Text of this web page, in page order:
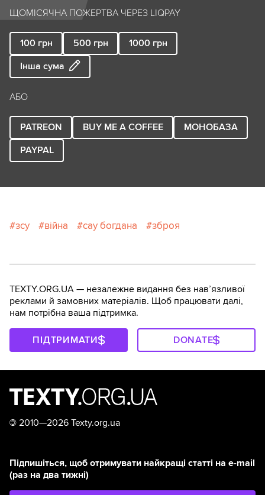
ЩОМІСЯЧНА ПОЖЕРТВА ЧЕРЕЗ LIQPAY
100 грн 500 грн 1000 грн
Інша сума
АБО
PATREON BUY ME A COFFEE
МОНОБАЗА
PAYPAL
зсу війна сау богдана зброя
TEXTY.ORG.UA — незалежне видання без навʼязливої
реклами й замовних матеріалів. Щоб працювати далі,
нам потрібна ваша підтримка.
ПІДТРИМАТИ DONATE
© 2010—2026 Texty.org.ua
Підпишіться, щоб отримувати найкращі статті на e-mail
(раз на два тижні)